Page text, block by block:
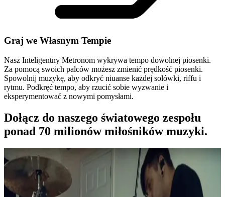
Graj we Własnym Tempie
Nasz Inteligentny Metronom wykrywa tempo dowolnej piosenki.
Za pomocą swoich palców możesz zmienić prędkość piosenki.
Spowolnij muzykę, aby odkryć niuanse każdej solówki, riffu i
rytmu. Podkręć tempo, aby rzucić sobie wyzwanie i
eksperymentować z nowymi pomysłami.
Dołącz do naszego światowego zespołu
ponad 70 milionów miłośników muzyki.